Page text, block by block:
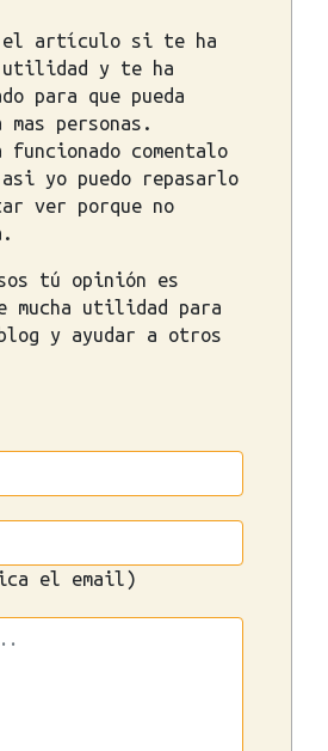
el artículo si te ha
utilidad y te ha
para que pueda
mas personas.
funcionado comentalo
asi yo puedo repasarlo
ver porque no
tú opinión es
mucha utilidad para
y ayudar a otros
el email)